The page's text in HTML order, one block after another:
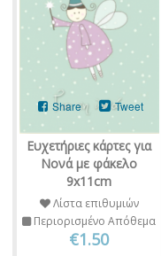
Ευχετήριες κάρτες για
Νονά με φάκελο
9x11cm
Share Tweet
Λίστα επιθυμιών
Περιορισμένο Απόθεμα
€1.50